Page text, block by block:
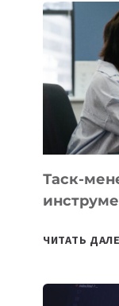
Таск-
ЧИТАТЬ